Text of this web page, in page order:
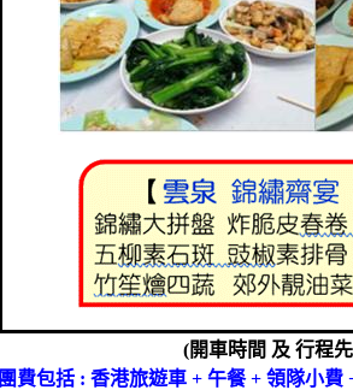
(開車時間 及 行程
團費包括 :香港旅遊車 +午餐+領隊小費